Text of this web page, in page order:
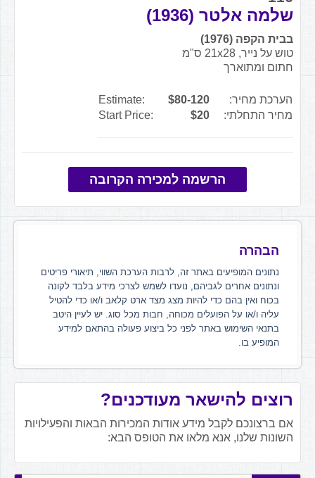
שלמה אלטר (1936)
בבית הקפה (1976)
טוש על נייר, 21x28 ס"מ
חתום ומתוארך
הערכת מחיר: $80-120
Estimate:
מחיר התחלתי:
$20
Start Price:
הרשמה למכירה הקרובה
הבהרה
נתונים המופיעים באתר זה, לרבות הערכת השווי, תיאורי פריטים
ונתונים אחרים לגביהם, נועדו לשמש לצרכי מידע בלבד לקונה
בכוח ואין בהם כדי להיות מצג מצד ארט קלאב ו/או כדי להטיל
עליה ו/או על הפועלים מכוחה, חבות מכל סוג. יש לעיין היטב
בתנאי השימוש באתר לפני כל ביצוע פעולה בהתאם למידע
המופיע בו.
רוצים להישאר מעודכנים?
אם ברצונכם לקבל מידע אודות המכירות הבאות והפעילויות
השונות שלנו, אנא מלאו את הטופס הבא: